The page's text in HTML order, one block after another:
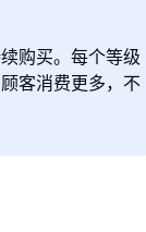
购买。每个等级
客消费更多，不